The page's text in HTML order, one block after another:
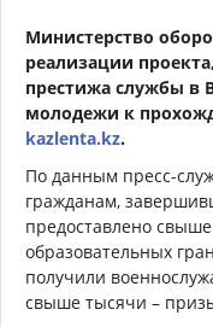
Министерство
реализации
престижа службы в
молодежи к
kazlenta.kz.
По данным пресс-
гражданам,
предоставлено
образовательных
получили
свыше тысячи –